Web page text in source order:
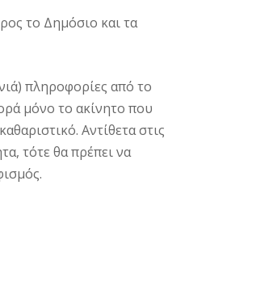
το Δημόσιο και τα
πληροφορίες από το
μόνο το ακίνητο που
Αντίθετα στις
τότε θα πρέπει να